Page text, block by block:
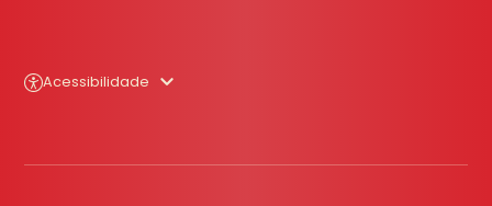
Acessibilidade